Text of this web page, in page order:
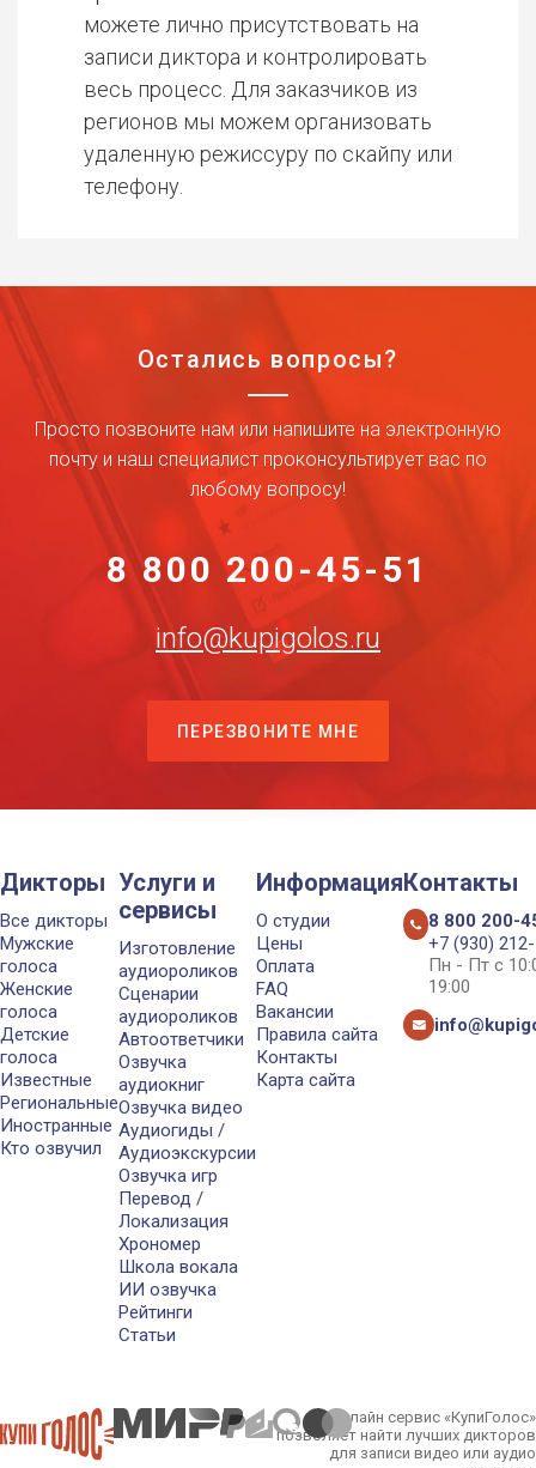
можете лично присутствовать на
записи диктора и контролировать
весь процесс. Для заказчиков из
регионов мы можем организовать
удаленную режиссуру по скайпу или
телефону.
Остались вопросы?
Просто позвоните нам или напишите на электронную
почту и наш специалист проконсультирует вас по
любому вопросу!
8 800 200-45-51
info@kupigolos.ru
ПЕРЕЗВОНИТЕ МНЕ
Дикторы
Все дикторы
Мужские
голоса
Женские
голоса
Детские
голоса
Известные
Региональные
Иностранные
Кто озвучил
Услуги и
сервисы
Изготовление
аудиороликов
Сценарии
аудиороликов
Автоответчики
Озвучка
аудиокниг
Озвучка видео
Аудиогиды /
Аудиоэкскурсии
Озвучка игр
Перевод /
Локализация
Хрономер
Школа вокала
ИИ озвучка
Рейтинги
Статьи
Информация
О студии
Цены
Оплата
FAQ
Вакансии
Правила сайта
Контакты
Карта сайта
Контакты
8 800 200-
+7 (930)
Пн - Пт с
19:00
Онлайн сервис «КупиГолос»
позволяет найти лучших дикторов
для записи видео или аудио